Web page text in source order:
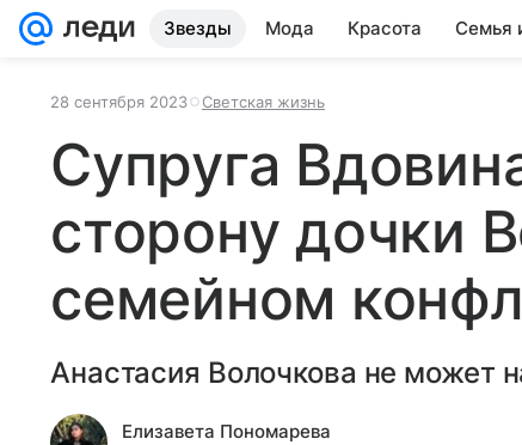
Звезды Мода Красота Семья
28 сентября 2023 Светская жизнь
Супруга
сторону дочки
семейном
Анастасия Волочкова не может
Елизавета Пономарева